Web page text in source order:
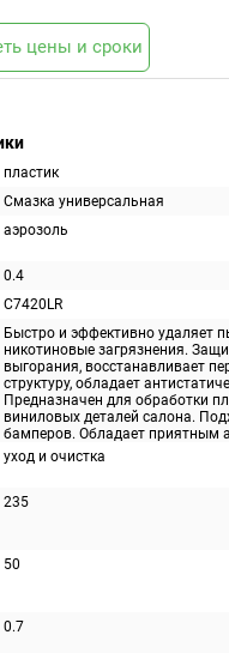
пластик
Смазка универсальная
аэрозоль
0.4
C7420LR
Быстро и эффективно удаляет
никотиновые загрязнения.
выгорания, восстанавливает
структуру, обладает
Предназначен для обработки
виниловых деталей салона.
бамперов. Обладает приятным
уход и очистка
235
50
0.7
цены и сроки